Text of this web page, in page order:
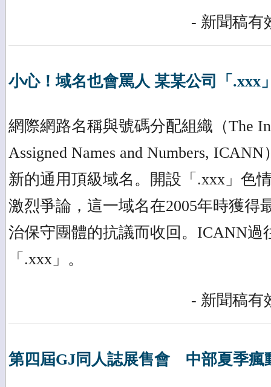
- 新聞稿有
小心！域名也會罵人 某某公司「.xxx
網際網路名稱與號碼分配組織（The
Assigned Names and Numbers,
新的通用頂級域名。開設「.xxx」色
激烈爭論，這一域名在2005年時獲得
治保守團體的抗議而收回。ICANN過
「.xxx」。
- 新聞稿有
第四屆GJ同人誌展售會 中部夏季瘋